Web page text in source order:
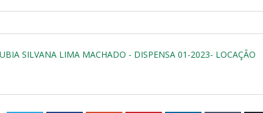
SILVANA LIMA MACHADO - DISPENSA 01-2023- LOCAÇÃO